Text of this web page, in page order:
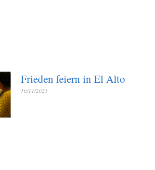
Frieden feiern in El Alto
10/11/2021